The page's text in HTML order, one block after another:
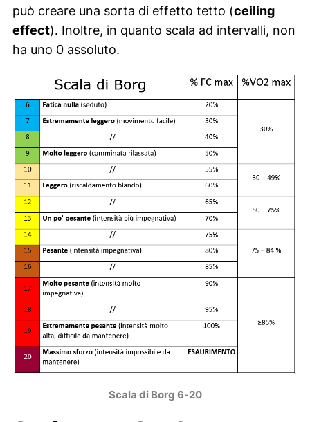
può creare una sorta di effetto tetto (ceiling
effect). Inoltre, in quanto scala ad intervalli, non
ha uno 0 assoluto.
Scala di Borg 6-20